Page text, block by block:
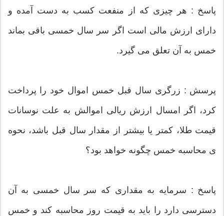
پاسخ : هر چیزی که از منفعت کسب به دست آمده و
دارای ارزش مالی است اگر سر سال خمسی باقی بماند
خمس به آن تعلق می گیرد.
پرسش : زرگری سال قبل خمس اموال خود را پرداخت
کرد، اگر امسال ارزش ریالی اموالش به علت نوسانات
قیمت طلا، کمتر یا بیشتر از مقدار سال قبل باشد، نحوه
ی محاسبه خمس چگونه خواهد بود؟
پاسخ : سرمایه به مقداری که سر سال خمسی به آن
دسترسی دارد را باید به قیمت روز محاسبه کند و خمس